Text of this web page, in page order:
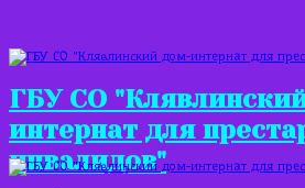
ГБУ СО
интернат для
инвалидов"